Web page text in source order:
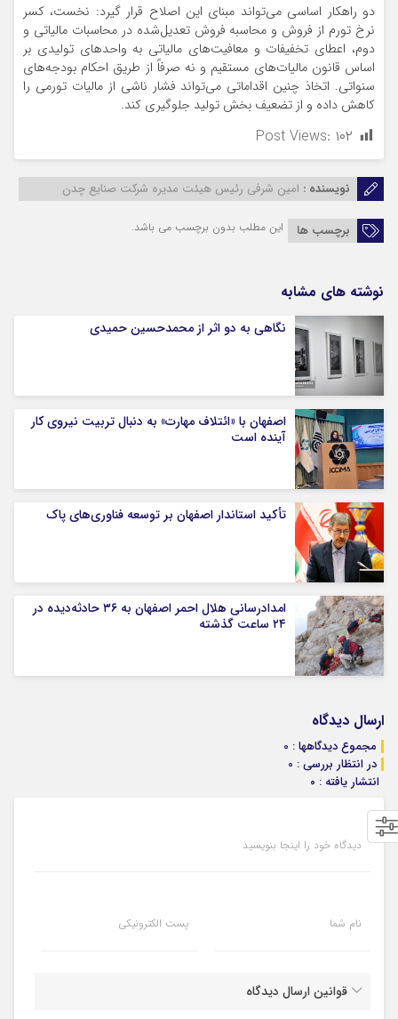
دو راهکار اساسی می‌تواند مبنای این اصلاح قرار گیرد: نخست، کسر
نرخ تورم از فروش و محاسبه فروش تعدیل‌شده در محاسبات مالیاتی و
دوم، اعطای تخفیفات و معافیت‌های مالیاتی به واحدهای تولیدی بر
اساس قانون مالیات‌های مستقیم و نه صرفاً از طریق احکام بودجه‌های
سنواتی. اتخاذ چنین اقداماتی می‌تواند فشار ناشی از مالیات تورمی را
کاهش داده و از تضعیف بخش تولید جلوگیری کند.
Post Views: ۱۰۲
نویسنده : امین شرفی رئیس هیئت مدیره شرکت صنایع چدن
برچسب ها
این مطلب بدون برچسب می باشد.
نوشته های مشابه
نگاهی به دو اثر از محمدحسین حمیدی
اصفهان با «ائتلاف مهارت» به دنبال تربیت نیروی کار
آینده است
تأکید استاندار اصفهان بر توسعه فناوری‌های پاک
امدادرسانی هلال احمر اصفهان به ۳۶ حادثه‌دیده در
۲۴ ساعت گذشته
ارسال دیدگاه
مجموع دیدگاهها : 0
در انتظار بررسی : 0
انتشار یافته : ۰
دیدگاه خود را اینجا بنویسید
نام شما پست الکترونیکی
قوانین ارسال دیدگاه